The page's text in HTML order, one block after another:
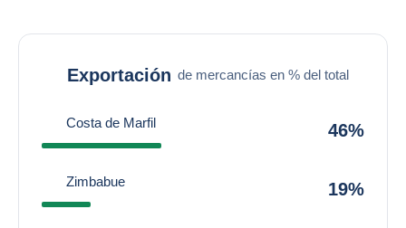
Exportación de mercancías en % del total
Costa de Marfil 46%
Zimbabue 19%